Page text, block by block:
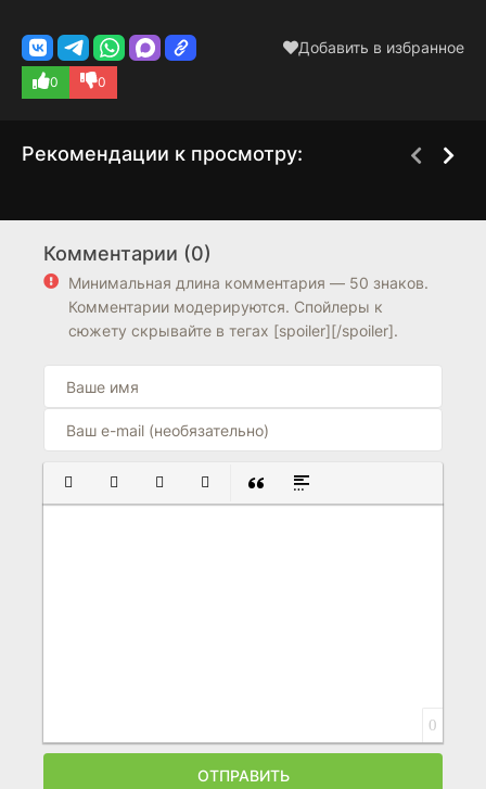
Добавить в избранное
0 0
Рекомендации к просмотру:
8.2 8.2
Комментарии (0)
Минимальная длина комментария — 50 знаков.
Комментарии модерируются. Спойлеры к
сюжету скрывайте в тегах [spoiler][/spoiler].
ПОЛУЖИРНЫЙ
КУРСИВПОДЧЕРКНУТЫЙ
ЗАЧЕРКНУТЫЙ
ВСТАВКА ЦИТАТЫ
ВСТАВКА СПОЙЛЕРА
0
ОТПРАВИТЬ